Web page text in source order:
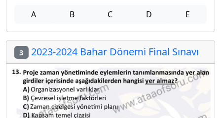
A B C D E
3 2023-2024 Bahar Dönemi Final Sınavı